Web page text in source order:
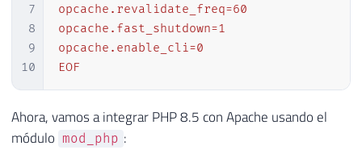
7
8
9
10
opcache.revalidate_freq=60
opcache.fast_shutdown=1
opcache.enable_cli=0
EOF
Ahora, vamos a integrar PHP 8.5 con Apache usando el
módulo mod_php :